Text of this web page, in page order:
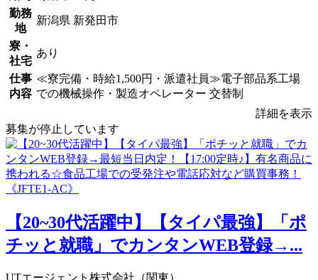
勤務
地
新潟県 新発田市
寮・
社宅
あり
仕事
内容
≪寮完備・時給1,500円・派遣社員≫電子部品系工場
での機械操作・製造オペレーター 交替制
詳細を表示
募集が停止しています
【20~30代活躍中】【タイパ最強】「ポ
チッと就職」でカンタンWEB登録→...